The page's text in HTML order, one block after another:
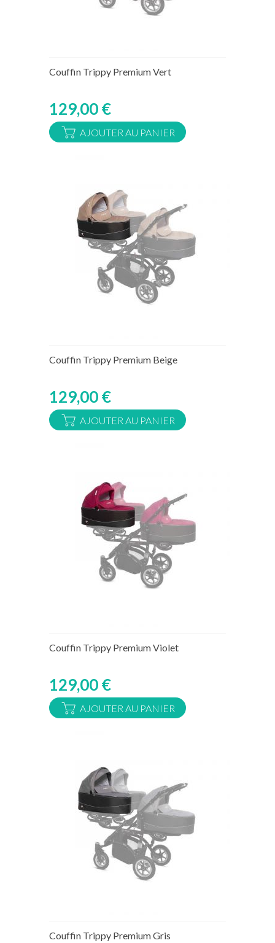
Couffin Trippy Premium Vert
129,00 €
AJOUTER AU PANIER
Couffin Trippy Premium Beige
129,00 €
AJOUTER AU PANIER
Couffin Trippy Premium Violet
129,00 €
AJOUTER AU PANIER
Couffin Trippy Premium Gris